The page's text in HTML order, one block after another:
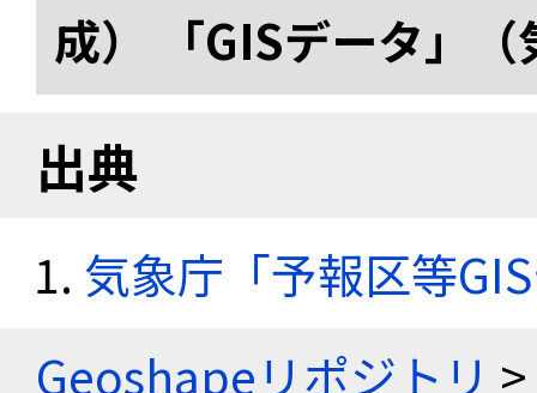
成） 「GISデータ」
出典
気象庁「予報区等
Geoshapeリポジトリ >